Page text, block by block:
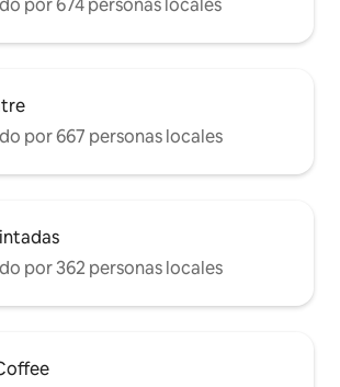
diarios.
tratando de localizar
sería lo mejor.
por 674 personas locales
por 667 personas locales
por 362 personas locales